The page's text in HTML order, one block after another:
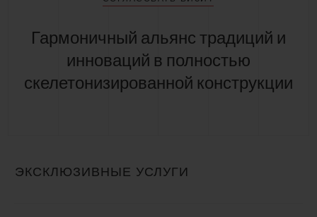
Гармоничный альянс традиций и
инноваций в полностью
скелетонизированной конструкции
ЭКСКЛЮЗИВНЫЕ УСЛУГИ